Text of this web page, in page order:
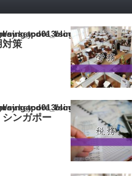
wp-content/themes/gorgeous_tcd013/single.php
対策
wp-content/themes/gorgeous_tcd013/single.php
ンガポー